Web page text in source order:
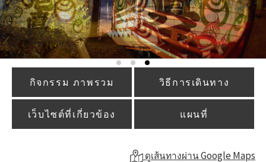
กิจกรรม ภาพรวม วิธีการเดินทาง
เว็บไซต์ที่เกี่ยวข้อง แผนที่
ดูเส้นทางผ่าน Google Maps